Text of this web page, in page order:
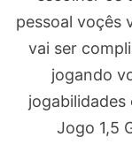
pessoal voçês
vai ser
jogando
jogabilidades
Jogo 1,5